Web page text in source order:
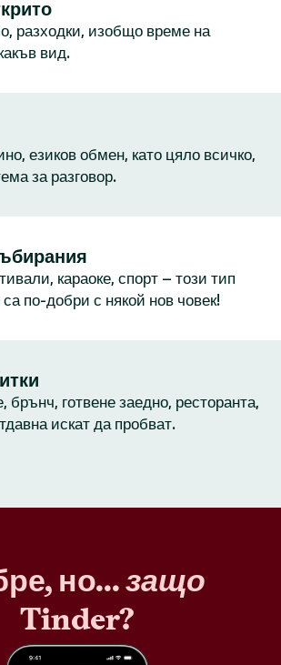
разходки, изобщо време на
вид.
езиков обмен, като цяло всичко,
за разговор.
караоке, спорт – този тип
по-добри с някой нов човек!
готвене заедно, ресторанта,
искат да пробват.
но...защо
Tinder?